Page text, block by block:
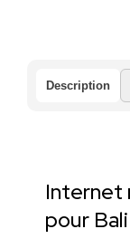
Description
Internet
pour Bali